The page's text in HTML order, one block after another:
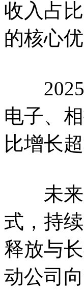
收入占
的核心
2025
电子、
比增长
未来，
式，持
释放与
动公司